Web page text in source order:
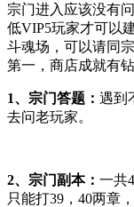
宗门进入应该没有
低VIP5玩家才可以
斗魂场，可以请同
第一，商店成就有钻
1、宗门答题： 遇到
去问老玩家。
2、宗门副本： 一共
只能打39，40两章